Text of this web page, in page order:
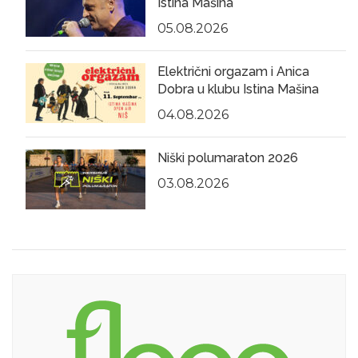
05.08.2026
Električni orgazam i Anica
Dobra u klubu Istina Mašina
04.08.2026
Niški polumaraton 2026
03.08.2026